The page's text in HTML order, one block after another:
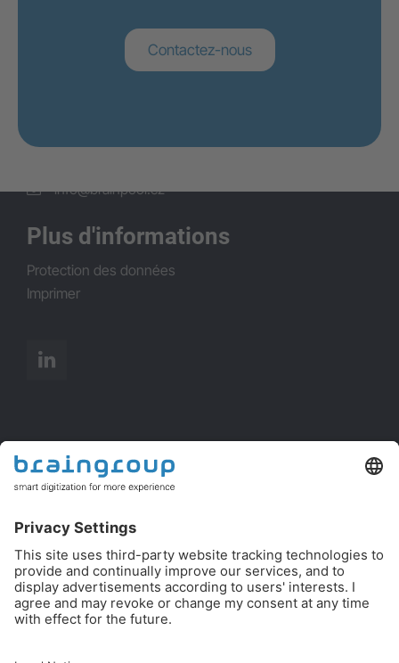
Contactez-nous
info@brainpool.cz
Plus d'informations
Protection des données
Imprimer